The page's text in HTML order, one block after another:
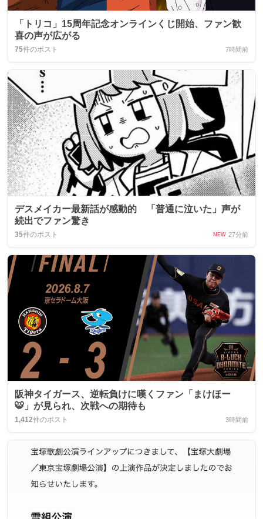
「トリコ」15周年記念オンラインくじ開始、ファン歓
喜の声が広がる
75件のポスト 7時間前
デスメイカー最新話が感動的 「普通に泣いた」声が
続出でファン驚き
35件のポスト NEW 27分前
阪神タイガース、逆転負けに嘆くファン「まけほー
🐯」が見られ、次戦への期待も
1,412件のポスト 3時間前